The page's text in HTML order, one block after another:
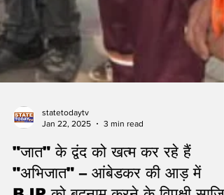
statetodaytv
3 min read